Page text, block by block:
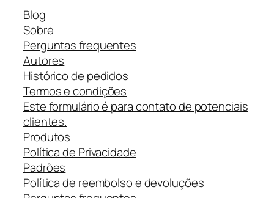
Blog
Sobre
Perguntas frequentes
Autores
Histórico de pedidos
Termos e condições
Este formulário é para contato de potenciais
clientes.
Produtos
Política de Privacidade
Padrões
Política de reembolso e devoluções